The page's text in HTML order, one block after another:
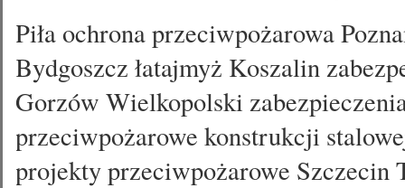
Piła ochrona przeciwpożarowa
Bydgoszcz łatajmyż Koszalin
Gorzów Wielkopolski
przeciwpożarowe konstrukcji
projekty przeciwpożarowe Szczecin